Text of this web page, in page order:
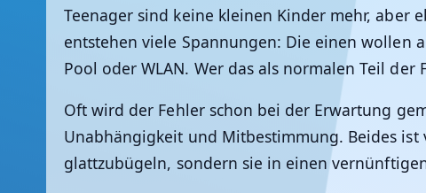
Teenager sind keine kleinen Kinder mehr, aber
entstehen viele Spannungen: Die einen wollen
Pool oder WLAN. Wer das als normalen Teil
Oft wird der Fehler schon bei der Erwartung
Unabhängigkeit und Mitbestimmung. Beides
glattzubügeln, sondern sie in einen